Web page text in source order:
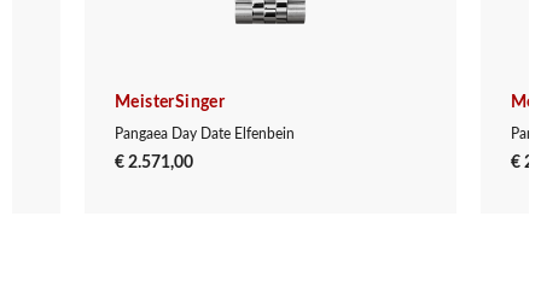
MeisterSinger
Pangaea Day Date Elfenbein
€ 2.571,00 €